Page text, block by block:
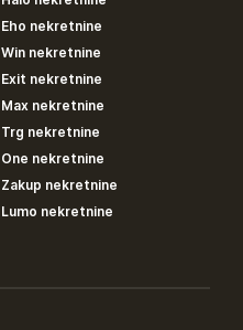
Eho nekretnine
Win nekretnine
Exit nekretnine
Max nekretnine
Trg nekretnine
One nekretnine
Zakup nekretnine
Lumo nekretnine